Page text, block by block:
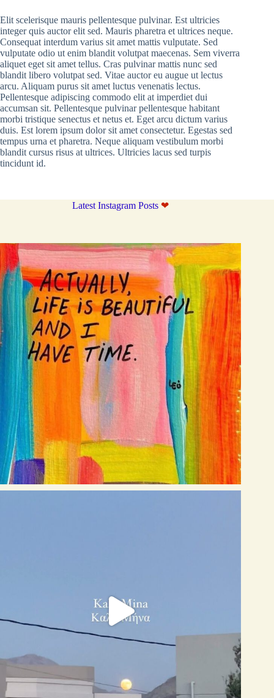
Elit scelerisque mauris pellentesque pulvinar. Est ultricies
integer quis auctor elit sed. Mauris pharetra et ultrices neque.
Consequat interdum varius sit amet mattis vulputate. Sed
vulputate odio ut enim blandit volutpat maecenas. Sem viverra
aliquet eget sit amet tellus. Cras pulvinar mattis nunc sed
blandit libero volutpat sed. Vitae auctor eu augue ut lectus
arcu. Aliquam purus sit amet luctus venenatis lectus.
Pellentesque adipiscing commodo elit at imperdiet dui
accumsan sit. Pellentesque pulvinar pellentesque habitant
morbi tristique senectus et netus et. Eget arcu dictum varius
duis. Est lorem ipsum dolor sit amet consectetur. Egestas sed
tempus urna et pharetra. Neque aliquam vestibulum morbi
blandit cursus risus at ultrices. Ultricies lacus sed turpis
tincidunt id.
Latest Instagram Posts ❤